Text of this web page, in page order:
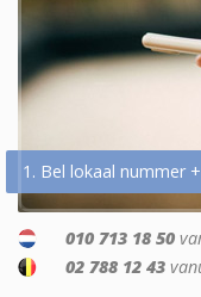
1. Bel lokaal nummer +
010 713 18 50
02 788 12 43